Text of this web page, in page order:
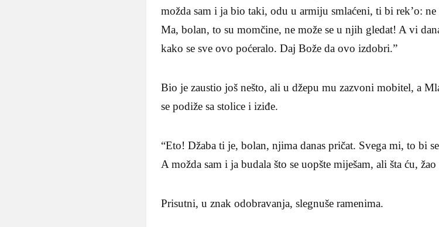
možda sam i ja bio taki, odu u armiju smlaćeni, ti bi rek’o:
Ma, bolan, to su momčine, ne može se u njih gledat! A vi
kako se sve ovo poćeralo. Daj Bože da ovo izdobri.”
Bio je zaustio još nešto, ali u džepu mu zazvoni mobitel, a
se podiže sa stolice i iziđe.
“Eto! Džaba ti je, bolan, njima danas pričat. Svega mi, to bi
A možda sam i ja budala što se uopšte miješam, ali šta ću,
Prisutni, u znak odobravanja, slegnuše ramenima.